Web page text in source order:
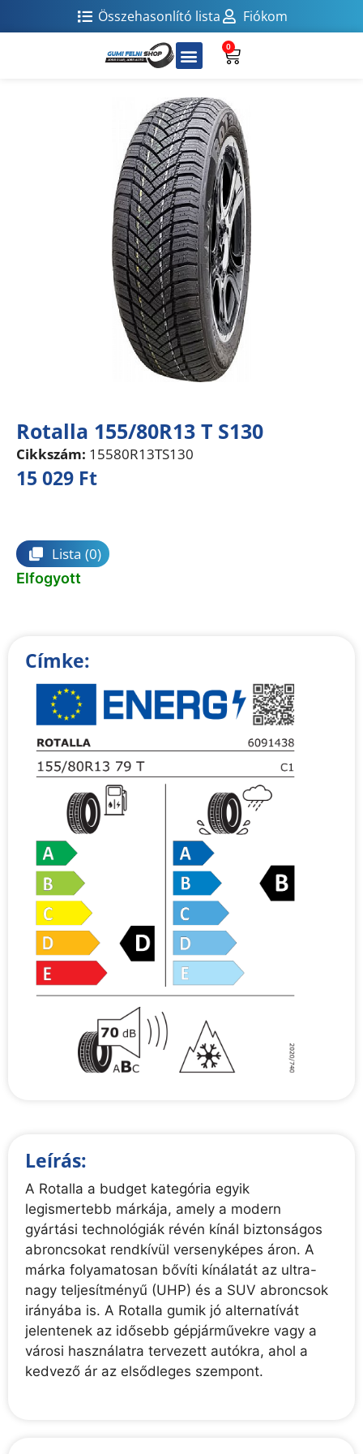
Összehasonlító lista Fiókom
0
Rotalla 155/80R13 T S130
Cikkszám: 15580R13TS130
15 029 Ft
Lista (0)
Elfogyott
Címke:
Leírás:
A Rotalla a budget kategória egyik
legismertebb márkája, amely a modern
gyártási technológiák révén kínál biztonságos
abroncsokat rendkívül versenyképes áron. A
márka folyamatosan bővíti kínálatát az ultra-
nagy teljesítményű (UHP) és a SUV abroncsok
irányába is. A Rotalla gumik jó alternatívát
jelentenek az idősebb gépjárművekre vagy a
városi használatra tervezett autókra, ahol a
kedvező ár az elsődleges szempont.